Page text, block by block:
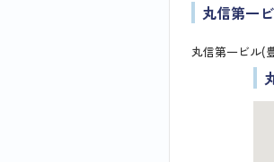
丸信第一
丸信第一ビル(